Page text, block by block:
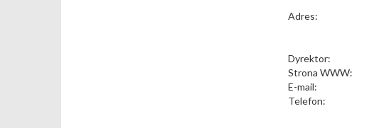
Adres:
Dyrektor:
Strona WWW:
E-mail:
Telefon: